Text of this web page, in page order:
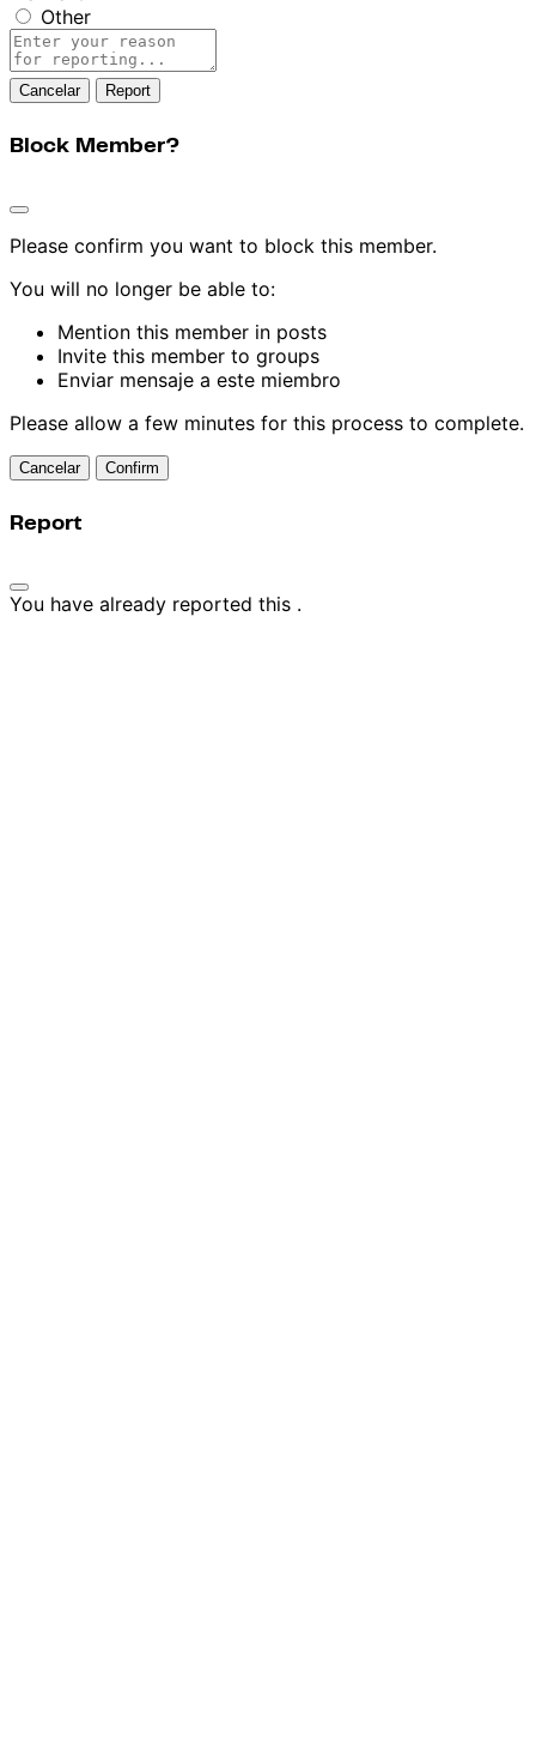
Other
Report
note
Report
Block Member?
Please confirm you want to block this member.
You will no longer be able to:
Mention this member in posts
Invite this member to groups
Enviar mensaje a este miembro
Please allow a few minutes for this process to complete.
Confirm
Report
You have already reported this .